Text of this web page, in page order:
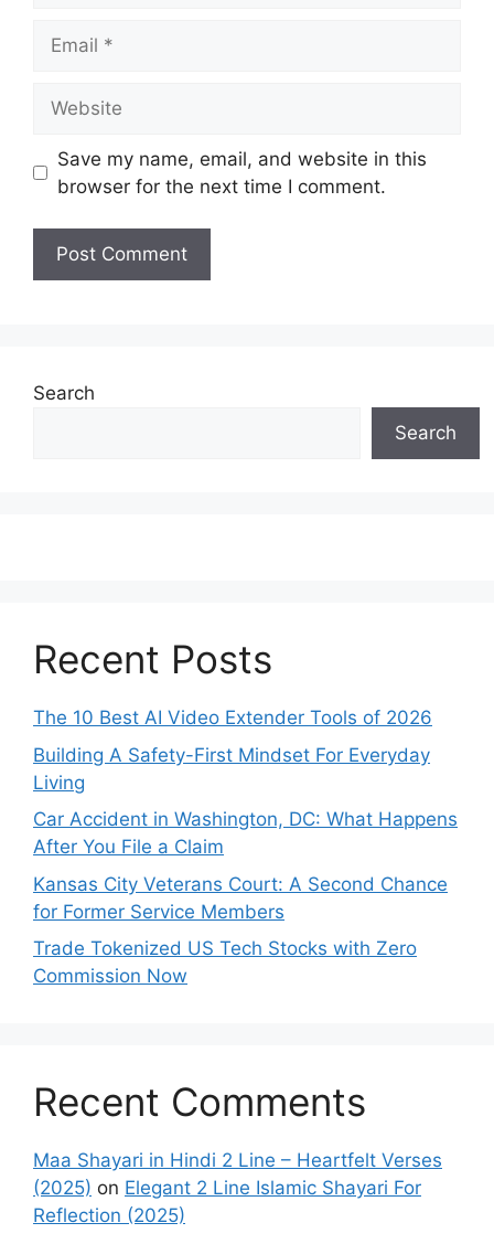
Save my name, email, and website in this
browser for the next time I comment.
Search
Search
Recent Posts
The 10 Best AI Video Extender Tools of 2026
Building A Safety-First Mindset For Everyday
Living
Car Accident in Washington, DC: What Happens
After You File a Claim
Kansas City Veterans Court: A Second Chance
for Former Service Members
Trade Tokenized US Tech Stocks with Zero
Commission Now
Recent Comments
Maa Shayari in Hindi 2 Line – Heartfelt Verses
(2025) on Elegant 2 Line Islamic Shayari For
Reflection (2025)